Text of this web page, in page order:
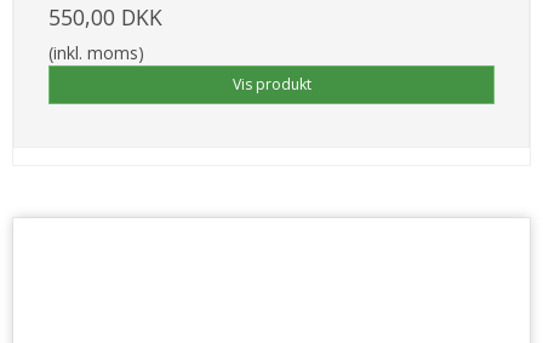
550,00 DKK
(inkl. moms)
Vis produkt